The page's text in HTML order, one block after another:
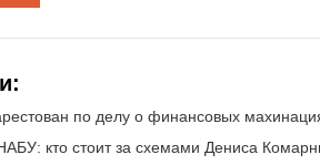
по делу о финансовых
кто стоит за схемами Дениса